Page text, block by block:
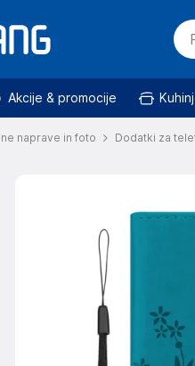
Akcije & promocije
naprave in foto Dodatki za